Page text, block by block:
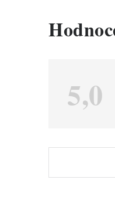
5,0
V
o
n